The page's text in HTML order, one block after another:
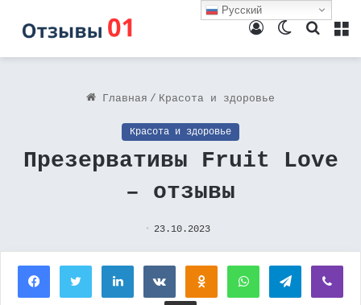
Поиск
Switch
Войти
Главная / Красота и здоровье
Красота и здоровье
Презервативы Fruit Love
– отзывы
23.10.2023
FacebookTwitterLinkedInВконтактеОдноклассники
WhatsAppTelegram
Поделиться через электронную почту
Русский